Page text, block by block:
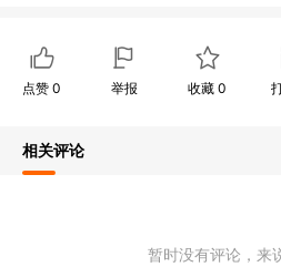
点赞 0 举报 收藏0
相关评论
暂时没有评论，来